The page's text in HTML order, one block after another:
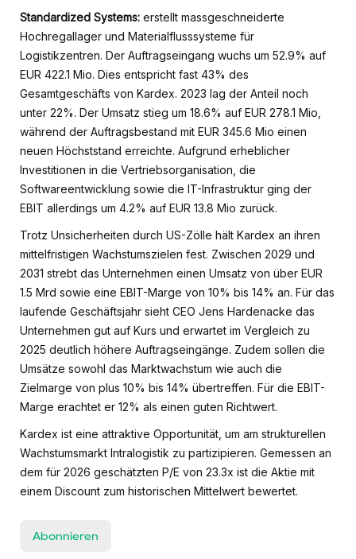
Standardized Systems: erstellt massgeschneiderte
Hochregallager und Materialflusssysteme für
Logistikzentren. Der Auftragseingang wuchs um 52.9% auf
EUR 422.1 Mio. Dies entspricht fast 43% des
Gesamtgeschäfts von Kardex. 2023 lag der Anteil noch
unter 22%. Der Umsatz stieg um 18.6% auf EUR 278.1 Mio,
während der Auftragsbestand mit EUR 345.6 Mio einen
neuen Höchststand erreichte. Aufgrund erheblicher
Investitionen in die Vertriebsorganisation, die
Softwareentwicklung sowie die IT-Infrastruktur ging der
EBIT allerdings um 4.2% auf EUR 13.8 Mio zurück.
Trotz Unsicherheiten durch US-Zölle hält Kardex an ihren
mittelfristigen Wachstumszielen fest. Zwischen 2029 und
2031 strebt das Unternehmen einen Umsatz von über EUR
1.5 Mrd sowie eine EBIT-Marge von 10% bis 14% an. Für das
laufende Geschäftsjahr sieht CEO Jens Hardenacke das
Unternehmen gut auf Kurs und erwartet im Vergleich zu
2025 deutlich höhere Auftragseingänge. Zudem sollen die
Umsätze sowohl das Marktwachstum wie auch die
Zielmarge von plus 10% bis 14% übertreffen. Für die EBIT-
Marge erachtet er 12% als einen guten Richtwert.
Kardex ist eine attraktive Opportunität, um am strukturellen
Wachstumsmarkt Intralogistik zu partizipieren. Gemessen an
dem für 2026 geschätzten P/E von 23.3x ist die Aktie mit
einem Discount zum historischen Mittelwert bewertet.
Abonnieren